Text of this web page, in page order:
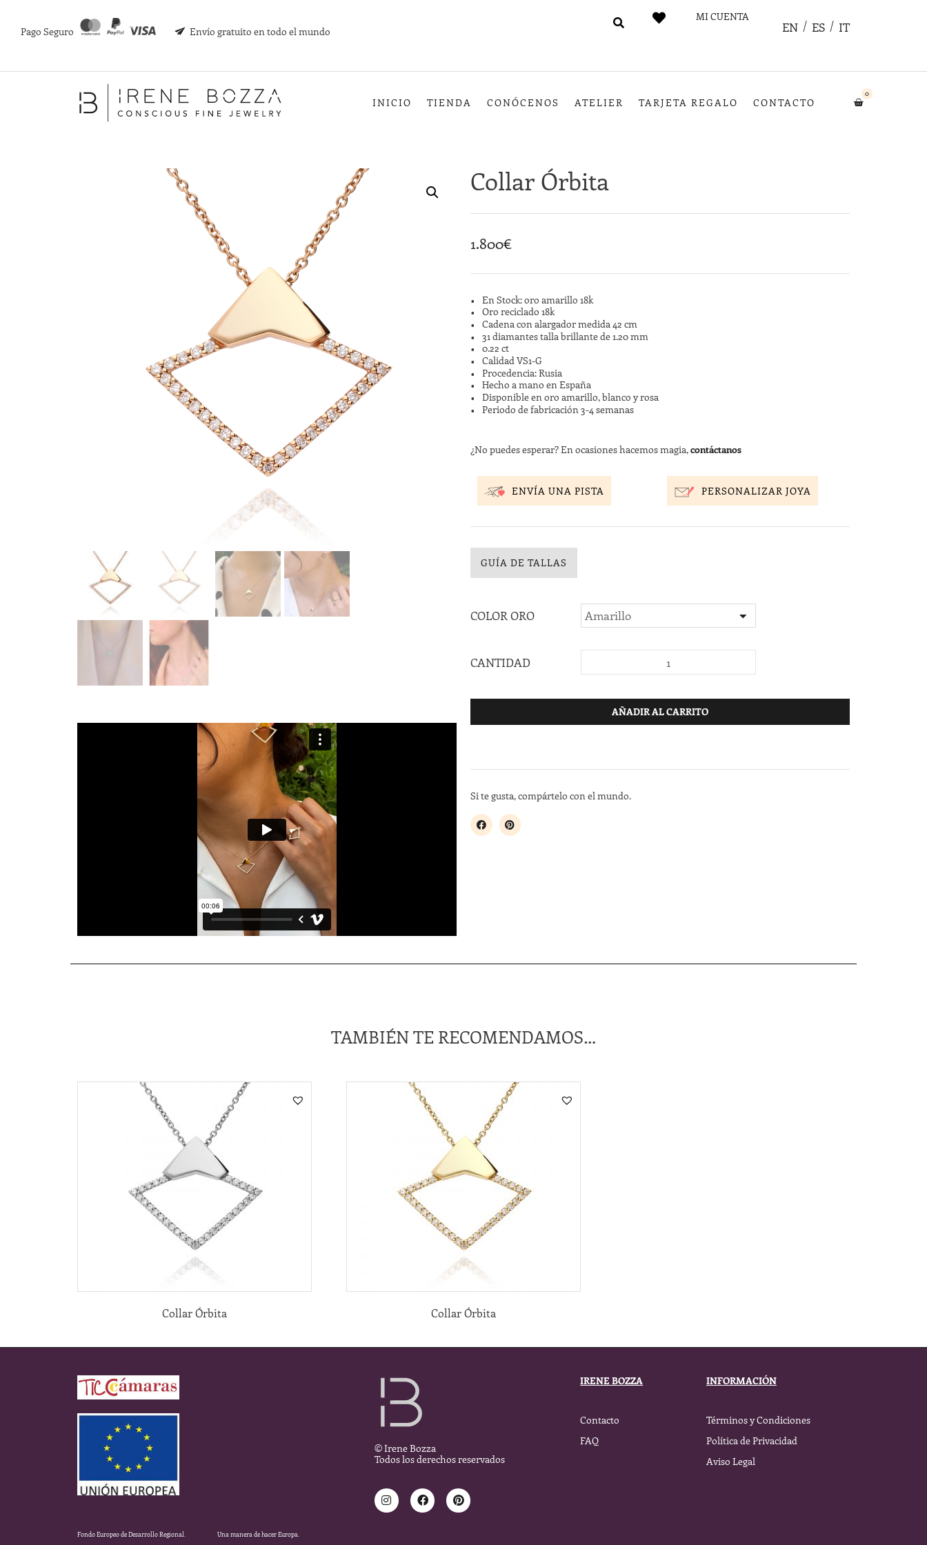
Pago Seguro Envío gratuito en todo el mundo
MI CUENTA
EN ES IT
INICIO TIENDA CONÓCENOS ATELIER TARJETA REGALO CONTACTO
0
Collar Órbita
1.800€
En Stock: oro amarillo 18k
Oro reciclado 18k
Cadena con alargador medida 42 cm
31 diamantes talla brillante de 1.20 mm
0.22 ct
Calidad VS1-G
Procedencia: Rusia
Hecho a mano en España
Disponible en oro amarillo, blanco y rosa
Periodo de fabricación 3-4 semanas
¿No puedes esperar? En ocasiones hacemos magia,contáctanos
ENVÍA UNA PISTA PERSONALIZAR JOYA
GUÍA DE TALLAS
COLOR ORO
CANTIDAD
AÑADIR AL CARRITO
Si te gusta, compártelo con el mundo.
TAMBIÉN TE RECOMENDAMOS…
Collar Órbita Collar Órbita
Fondo Europeo de Desarrollo Regional. Una manera de hacer Europa.
© Irene Bozza
Todos los derechos reservados
IRENE BOZZA
Contacto
FAQ
INFORMACIÓN
Términos y Condiciones
Política de Privacidad
Aviso Legal